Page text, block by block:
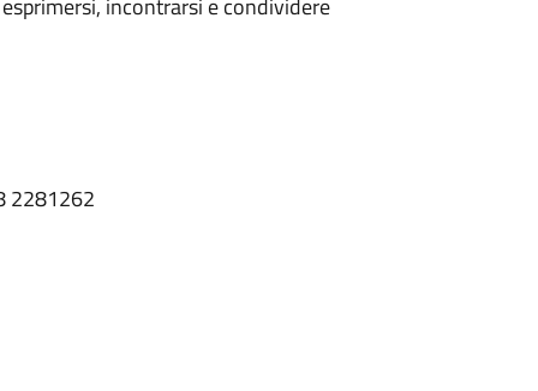
incontrarsi e condividere
2281262